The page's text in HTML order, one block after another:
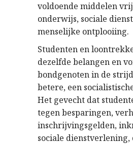
voldoende middelen
onderwijs, sociale
menselijke ontplooiing.
Studenten en
dezelfde belangen en
bondgenoten in de
betere, een
Het gevecht dat
tegen besparingen,
inschrijvingsgelden,
sociale dienstverlening,